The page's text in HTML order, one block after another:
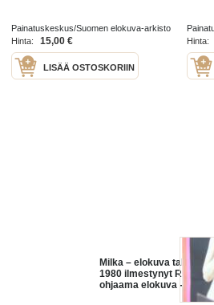
Painatuskeskus/Suomen elokuva-arkisto
1993
Hinta: 15,00 €
LISÄÄ OSTOSKORIIN
1994
Hinta:
Milka – elokuva tabuista
1980 ilmestynyt Rauni
ohjaama elokuva -